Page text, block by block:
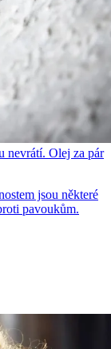
nevrátí. Olej za pár
jsou některé
pavoukům.